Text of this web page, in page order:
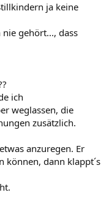
ja keine
gehört..., dass
ich
weglassen, die
zusätzlich.
anzuregen. Er
können, dann klappt´s